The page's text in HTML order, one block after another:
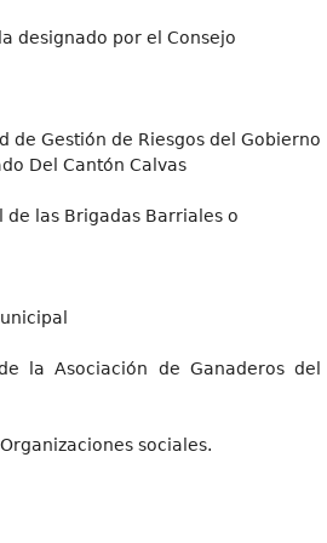
designado por el Consejo
de Gestión de Riesgos del Gobierno
Del Cantón Calvas
de las Brigadas Barriales o
la Asociación de Ganaderos del
sociales.